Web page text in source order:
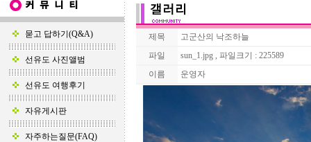
묻고 답하기(Q&A)
선유도 사진앨범
선유도 여행후기
자유게시판
자주하는질문(FAQ)
제목
고군산의 낙조하늘
파일
sun_1.jpg , 파일크기 : 225589
이름
운영자